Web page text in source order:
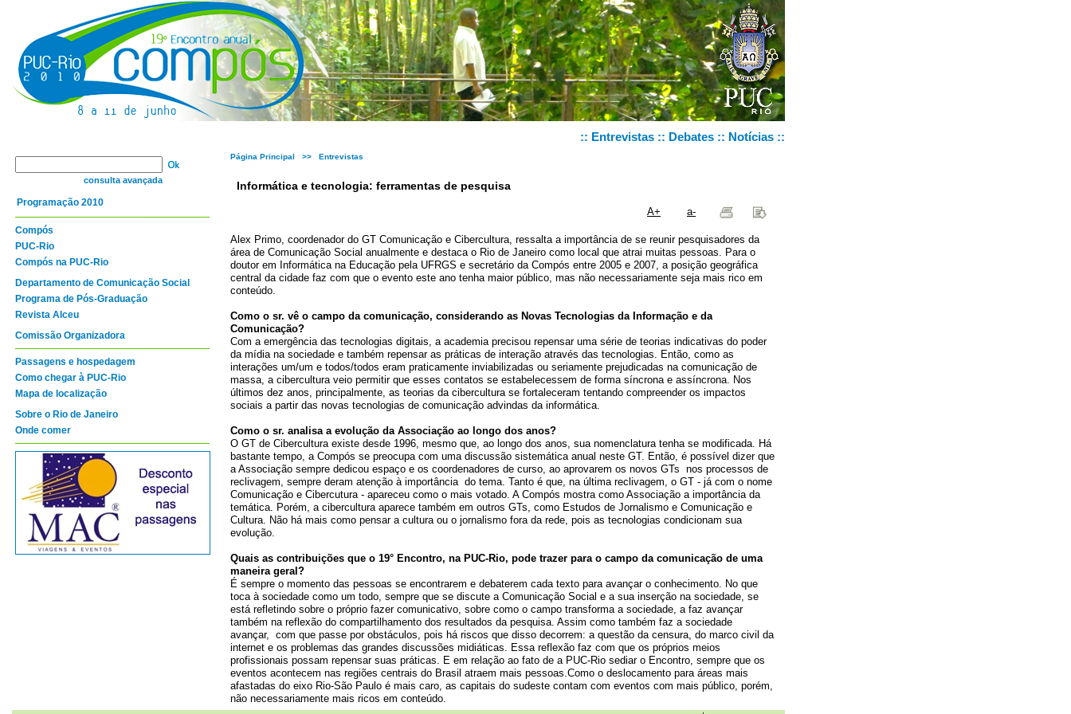
:: Entrevistas :: Debates :: Notícias ::
consulta avançada
Programação 2010
Compós
PUC-Rio
Compós na PUC-Rio
Departamento de Comunicação Social
Programa de Pós-Graduação
Revista Alceu
Comissão Organizadora
Passagens e hospedagem
Como chegar à PUC-Rio
Mapa de localização
Sobre o Rio de Janeiro
Onde comer
Página Principal >> Entrevistas
Informática e tecnologia: ferramentas de pesquisa
A+ a-
Alex Primo, coordenador do GT Comunicação e Cibercultura, ressalta a importância de se reunir pesquisadores da
área de Comunicação Social anualmente e destaca o Rio de Janeiro como local que atrai muitas pessoas. Para o
doutor em Informática na Educação pela UFRGS e secretário da Compós entre 2005 e 2007, aposição geográfica
central da cidade faz com que o evento este ano tenha maior público, mas não necessariamente seja mais rico em
conteúdo.
Como o sr. vê o campo da comunicação, considerando as Novas Tecnologias da Informação e da
Comunicação?
Com a emergência das tecnologias digitais, a academia precisou repensar uma série de teorias indicativas do poder
da mídia na sociedade e também repensar as práticas de interação através das tecnologias. Então, como as
interações um/um e todos/todos eram praticamente inviabilizadas ou seriamente prejudicadas na comunicação de
massa, a cibercultura veio permitir que esses contatos se estabelecessem de forma síncrona e assíncrona. Nos
últimos dez anos, principalmente, as teorias da cibercultura se fortaleceram tentando compreender os impactos
sociais a partir das novas tecnologias de comunicação advindas da informática.
Como o sr. analisa a evolução da Associação ao longo dos anos?
O GT de Cibercultura existe desde 1996, mesmo que, ao longo dos anos, sua nomenclatura tenha se modificada. Há
bastante tempo, a Compós se preocupa com uma discussão sistemática anual neste GT. Então, é possível dizer que
a Associação sempre dedicou espaço e os coordenadores de curso, ao aprovarem os novos GTs nos processos de
reclivagem, sempre deram atenção à importância do tema. Tanto é que, na última reclivagem, o GT - já com o nome
Comunicação e Cibercutura - apareceu como o mais votado. A Compós mostra como Associação a importância da
temática. Porém, a cibercultura aparece também em outros GTs, como Estudos de Jornalismo e Comunicação e
Cultura. Não há mais como pensar a cultura ou o jornalismo fora da rede, pois as tecnologias condicionam sua
evolução.
Quais as contribuições que o 19° Encontro, na PUC-Rio, pode trazer para o campo da comunicação de uma
maneira geral?
É sempre o momento das pessoas se encontrarem e debaterem cada texto para avançar o conhecimento. No que
toca à sociedade como um todo, sempre que se discute a Comunicação Social e a sua inserção na sociedade, se
está refletindo sobre o próprio fazer comunicativo, sobre como o campo transforma a sociedade, a faz avançar
também na reflexão do compartilhamento dos resultados da pesquisa. Assim como também faz a sociedade
avançar, com que passe por obstáculos, pois há riscos que disso decorrem: a questão da censura, do marco civil da
internet e os problemas das grandes discussões midiáticas. Essa reflexão faz com que os próprios meios
profissionais possam repensar suas práticas. E em relação ao fato de a PUC-Rio sediar o Encontro, sempre que os
eventos acontecem nas regiões centrais do Brasil atraem mais pessoas.Como o deslocamento para áreas mais
afastadas do eixo Rio-São Paulo é mais caro, as capitais do sudeste contam com eventos com mais público, porém,
não necessariamente mais ricos em conteúdo.